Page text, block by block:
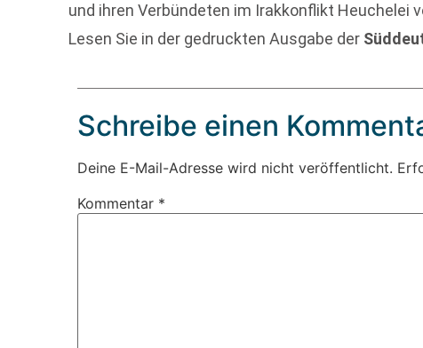
und ihren Verbündeten im Irakkonflikt Heuchelei
Lesen Sie in der gedruckten Ausgabe der
Schreibe einen
Deine E-Mail-Adresse wird nicht veröffentlicht.
Kommentar *